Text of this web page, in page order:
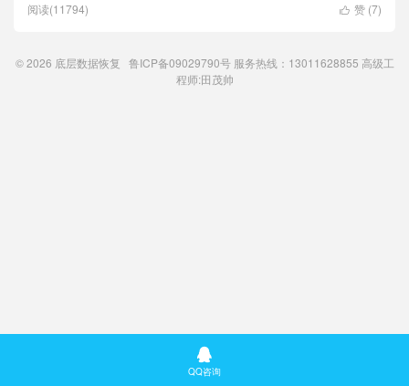
 赞 (7)
阅读(11794)
© 2026 底层数据恢复 鲁ICP备09029790号服务热线：13011628855 高级工
程师:田茂帅

QQ咨询